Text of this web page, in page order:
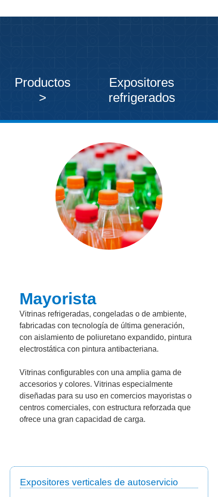
Productos
>
Expositores
refrigerados
Mayorista
Vitrinas refrigeradas, congeladas o de ambiente,
fabricadas con tecnología de última generación,
con aislamiento de poliuretano expandido, pintura
electrostática con pintura antibacteriana.
Vitrinas configurables con una amplia gama de
accesorios y colores. Vitrinas especialmente
diseñadas para su uso en comercios mayoristas o
centros comerciales, con estructura reforzada que
ofrece una gran capacidad de carga.
Expositores verticales de autoservicio